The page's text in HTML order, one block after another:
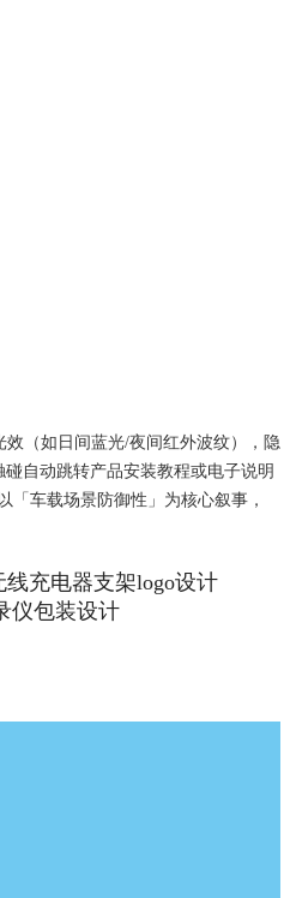
（如日间蓝光/夜间红外波纹），隐
自动跳转产品安装教程或电子说明
「车载场景防御性」为核心叙事，
线充电器支架logo设计
仪包装设计